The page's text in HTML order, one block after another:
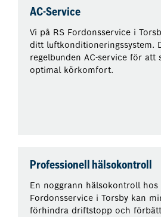
AC-Service
Vi på RS Fordonsservice i
ditt luftkonditioneringssystem.
regelbunden AC-service för att
optimal körkomfort.
Professionell hälsokontroll
En noggrann hälsokontroll hos
Fordonsservice i Torsby kan
förhindra driftstopp och